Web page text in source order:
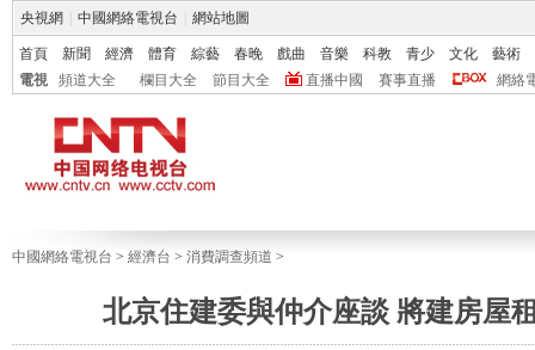
央視網 中國網絡電視台 網站地圖
首頁 新聞 經濟 體育 綜藝 春晚 戲曲 音樂 科教 青少 文化
藝術
電視
頻道大全 欄目大全 節目大全 直播中國 賽事直播 網絡
中國網絡電視台 > 經濟台 > 消費調查頻道 >
北京住建委與仲介座談 將建房屋